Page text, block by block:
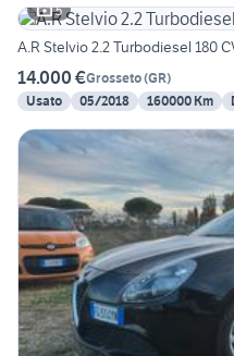
5
A.R Stelvio 2.2 Turbodiesel 180
14.000 €Grosseto(GR)
Usato
05/2018 160000 Km